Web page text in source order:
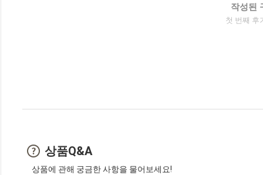
작성된
첫 번째 후
상품Q&A
상품에 관해 궁금한 사항을 물어보세요!